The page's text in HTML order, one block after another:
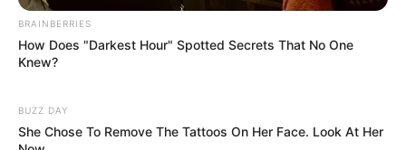
ΟΝΟΜΑ ΣΑΣ ΓΙΑ ΝΑ ΜΠΟΡΩ ΝΑ ΞΕΡΩ ΠΟΙΟΙ ΜΕ
ΒΟΗΘΑΤΕ
ΥΠΟΣΤΗΡΙΞΤΕ ΤΟΝ ΑΓΩΝΑ ΜΑΣ
BRAINBERRIES
How Does "Darkest Hour" Spotted Secrets That No One
Knew?
BUZZ DAY
She Chose To Remove The Tattoos On Her Face. Look At Her